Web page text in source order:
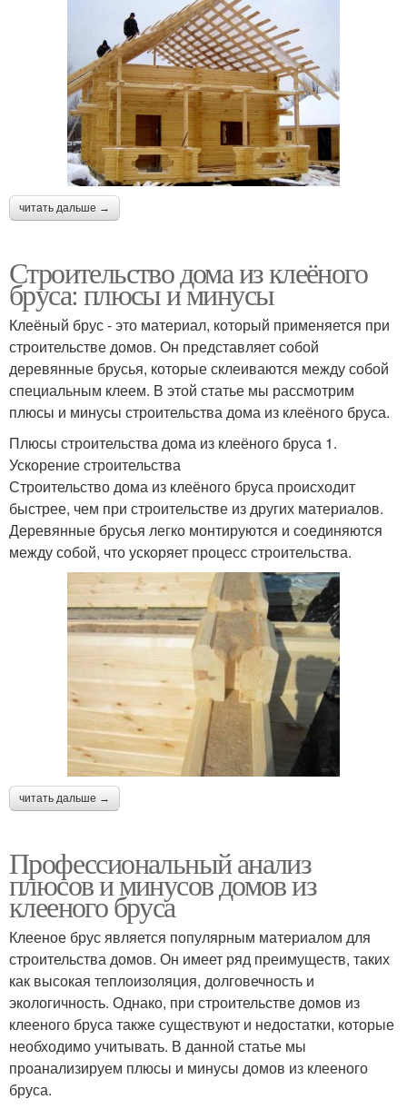
читать дальше →
Строительство дома из клеёного
бруса: плюсы и минусы
Клеёный брус - это материал, который применяется при
строительстве домов. Он представляет собой
деревянные брусья, которые склеиваются между собой
специальным клеем. В этой статье мы рассмотрим
плюсы и минусы строительства дома из клеёного бруса.
Плюсы строительства дома из клеёного бруса 1.
Ускорение строительства
Строительство дома из клеёного бруса происходит
быстрее, чем при строительстве из других материалов.
Деревянные брусья легко монтируются и соединяются
между собой, что ускоряет процесс строительства.
читать дальше →
Профессиональный анализ
плюсов и минусов домов из
клееного бруса
Клееное брус является популярным материалом для
строительства домов. Он имеет ряд преимуществ, таких
как высокая теплоизоляция, долговечность и
экологичность. Однако, при строительстве домов из
клееного бруса также существуют и недостатки, которые
необходимо учитывать. В данной статье мы
проанализируем плюсы и минусы домов из клееного
бруса.